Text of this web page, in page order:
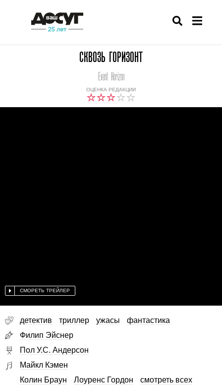
СКВОЗЬ ГОРИЗОНТ
ОЦЕНКА РЕДАКЦИИ
Event Horizon
СМОРЕТЬ ТРЕЙЛЕР
детектив триллер ужасы
фантастика
Филип Эйснер
Пол У.С. Андерсон
Майкл Кэмен
Колин Браун
Лоуренс Гордон
смотреть всех